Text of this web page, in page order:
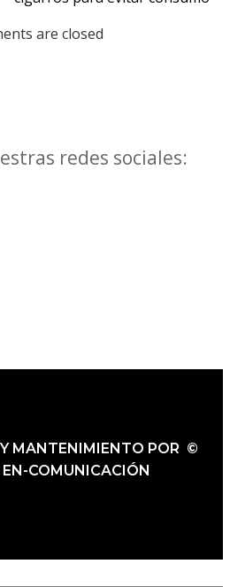
are closed
redes sociales:
MANTENIMIENTO POR ©
COMUNICACIÓN